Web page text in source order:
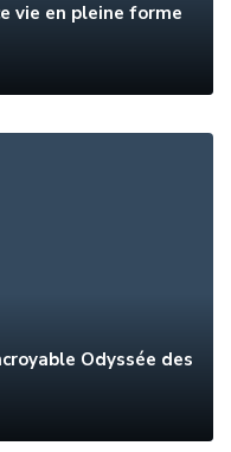
vie en pleine forme
Odyssée des